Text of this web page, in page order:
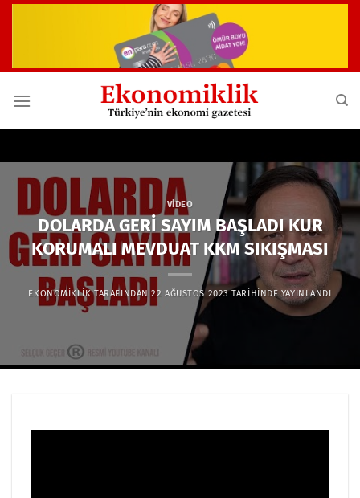
VIDEO
DOLARDA GERİ SAYIM BAŞLADI KUR
KORUMALI MEVDUAT KKM SIKIŞMASI
EKONOMIKLIKTARAFINDAN 22 AĞUSTOS 2023TARIHINDE YAYINLANDI